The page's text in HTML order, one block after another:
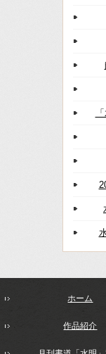
ホーム
作品紹介